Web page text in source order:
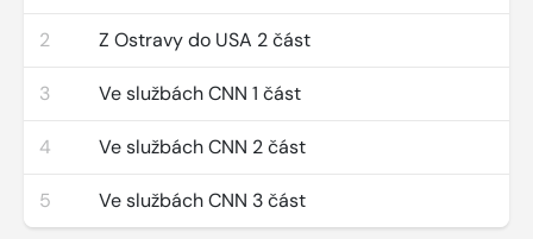
2 Z Ostravy do USA 2 část
3 Ve službách CNN 1 část
4 Ve službách CNN 2 část
5 Ve službách CNN 3 část